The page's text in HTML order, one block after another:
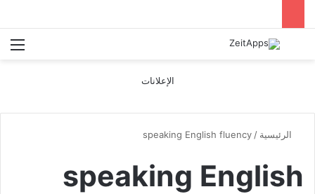
بحث عن
الإعلانات
الرئيسية /
speaking English fluency
speaking English